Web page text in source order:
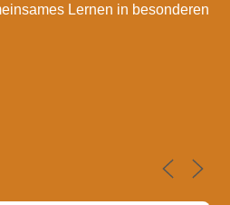
Lernen in besonderen